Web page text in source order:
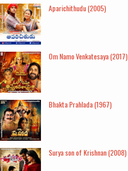
Aparichithudu (2005)
Om Namo Venkatesaya (2017)
Bhakta Prahlada (1967)
Surya son of Krishnan (2008)